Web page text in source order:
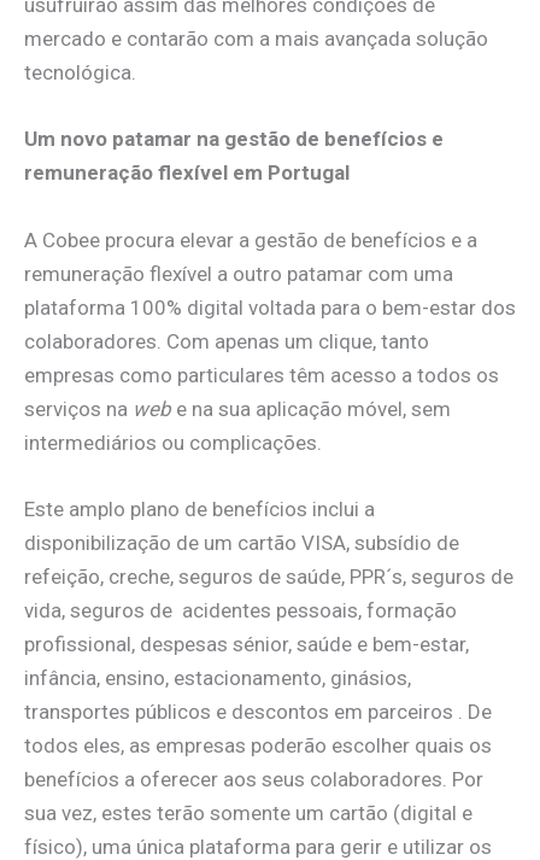
usufruirão assim das melhores condições de
mercado e contarão com a mais avançada solução
tecnológica.
Um novo patamar na gestão de benefícios e
remuneração flexível em Portugal
A Cobee procura elevar a gestão de benefícios e a
remuneração flexível a outro patamar com uma
plataforma 100% digital voltada para o bem-estar dos
colaboradores. Com apenas um clique, tanto
empresas como particulares têm acesso a todos os
serviços na web e na sua aplicação móvel, sem
intermediários ou complicações.
Este amplo plano de benefícios inclui a
disponibilização de um cartão VISA, subsídio de
refeição, creche, seguros de saúde, PPR´s, seguros de
vida, seguros de acidentes pessoais, formação
profissional, despesas sénior, saúde e bem-estar,
infância, ensino, estacionamento, ginásios,
transportes públicos e descontos em parceiros . De
todos eles, as empresas poderão escolher quais os
benefícios a oferecer aos seus colaboradores. Por
sua vez, estes terão somente um cartão (digital e
físico), uma única plataforma para gerir e utilizar os